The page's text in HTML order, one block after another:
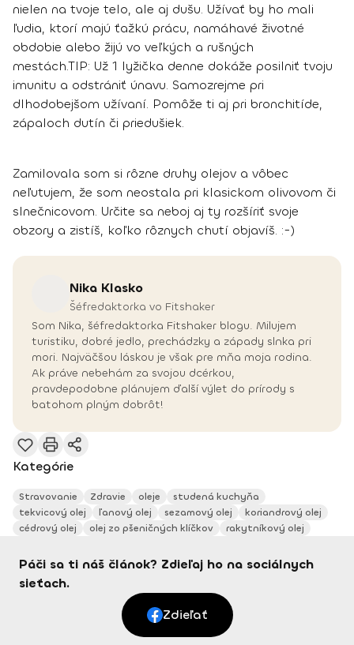
nielen na tvoje telo, ale aj dušu. Užívať by ho mali
ľudia, ktorí majú ťažkú prácu, namáhavé životné
obdobie alebo žijú vo veľkých a rušných
mestách.TIP: Už 1 lyžička denne dokáže posilniť tvoju
imunitu a odstrániť únavu. Samozrejme pri
dlhodobejšom užívaní. Pomôže ti aj pri bronchitíde,
zápaloch dutín či priedušiek.
Zamilovala som si rôzne druhy olejov a vôbec
neľutujem, že som neostala pri klasickom olivovom či
slnečnicovom. Určite sa neboj aj ty rozšíriť svoje
obzory a zistíš, koľko rôznych chutí objavíš. :-)
Nika Klasko
Šéfredaktorka vo Fitshaker
Som Nika, šéfredaktorka Fitshaker blogu. Milujem
turistiku, dobré jedlo, prechádzky a západy slnka pri
mori. Najväčšou láskou je však pre mňa moja rodina.
Ak práve nebehám za svojou dcérkou,
pravdepodobne plánujem ďalší výlet do prírody s
batohom plným dobrôt!
Kategórie
Stravovanie Zdravie oleje
studená kuchyňa
tekvicový olej
ľanový olej sezamový olej
koriandrový olej
cédrový olej
olej zo pšeničných klíčkov rakytníkový olej
Páči sa ti náš článok? Zdieľaj ho na sociálnych
sieťach.
Zdieľať